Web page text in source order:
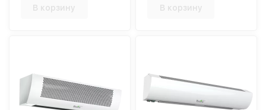
В корзину В корзину